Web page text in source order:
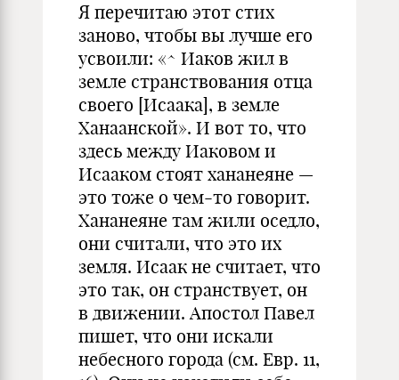
Я перечитаю этот стих
заново, чтобы вы лучше его
усвоили: «^ Иаков жил в
земле странствования отца
своего [Исаака], в земле
Ханаанской». И вот то, что
здесь между Иаковом и
Исааком стоят хананеяне —
это тоже о чем-то говорит.
Хананеяне там жили оседло,
они считали, что это их
земля. Исаак не считает, что
это так, он странствует, он
в движении. Апостол Павел
пишет, что они искали
небесного города (см. Евр. 11,